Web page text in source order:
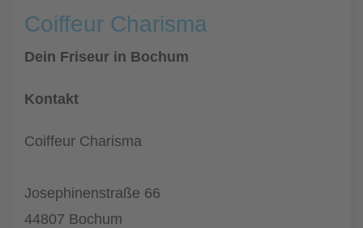
Coiffeur Charisma
Dein Friseur in Bochum
Kontakt
Coiffeur Charisma
Josephinenstraße 66
44807 Bochum